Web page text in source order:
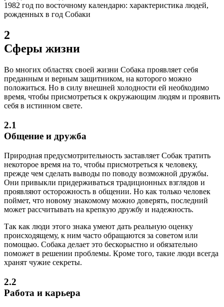
1982 год по восточному календарю: характеристика людей,
рожденных в год Собаки
2
Сферы жизни
Во многих областях своей жизни Собака проявляет себя
преданным и верным защитником, на которого можно
положиться. Но в силу внешней холодности ей необходимо
время, чтобы присмотреться к окружающим людям и проявить
себя в истинном свете.
2.1
Общение и дружба
Природная предусмотрительность заставляет Собак тратить
некоторое время на то, чтобы присмотреться к человеку,
прежде чем сделать выводы по поводу возможной дружбы.
Они привыкли придерживаться традиционных взглядов и
проявляют осторожность в общении. Но как только человек
поймет, что новому знакомому можно доверять, последний
может рассчитывать на крепкую дружбу и надежность.
Так как люди этого знака умеют дать реальную оценку
происходящему, к ним часто обращаются за советом или
помощью. Собака делает это бескорыстно и обязательно
поможет в решении проблемы. Кроме того, такие люди всегда
хранят чужие секреты.
2.2
Работа и карьера